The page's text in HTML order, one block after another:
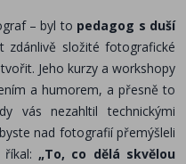
– byl to pedagog s duší
zdánlivě složité fotografické
Jeho kurzy a workshopy
a humorem, a přesně to
vás nezahltil technickými
nad fotografií přemýšleli
„To, co dělá skvělou